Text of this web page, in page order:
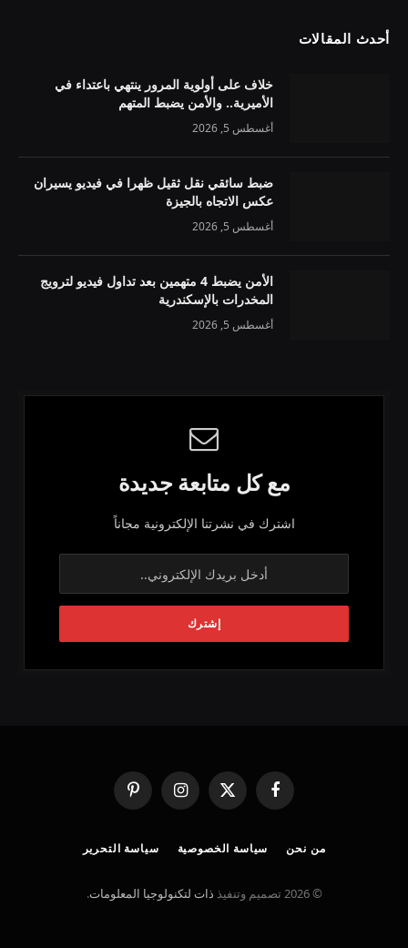
أحدث المقالات
خلاف على أولوية المرور ينتهي باعتداء في
الأميرية.. والأمن يضبط المتهم
أغسطس 5, 2026
ضبط سائقي نقل ثقيل ظهرا في فيديو يسيران
عكس الاتجاه بالجيزة
أغسطس 5, 2026
الأمن يضبط 4 متهمين بعد تداول فيديو لترويج
المخدرات بالإسكندرية
أغسطس 5, 2026
مع كل متابعة جديدة
اشترك في نشرتنا الإلكترونية مجاناً
فيسبوك
X
(Twitter)
الانستغرامبينتيريست
من نحن سياسة الخصوصية سياسة التحرير
© 2026 تصميم وتنفيذ ذات لتكنولوجيا المعلومات.